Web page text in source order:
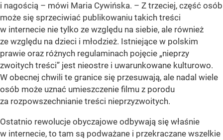
i nagością – mówi Maria Cywińska. – Z trzeciej, część osób
może się sprzeciwiać publikowaniu takich treści
w internecie nie tylko ze względu na siebie, ale również
ze względu na dzieci i młodzież. Istniejące w polskim
prawie oraz różnych regulaminach pojęcie „nieprzy
zwoitych treści” jest nieostre i uwarunkowane kulturowo.
W obecnej chwili te granice się przesuwają, ale nadal wiele
osób może uznać umieszczenie filmu z porodu
za rozpowszechnianie treści nieprzyzwoitych.
Ostatnio rewolucje obyczajowe odbywają się właśnie
w internecie, to tam są podważane i przekraczane wszelkie